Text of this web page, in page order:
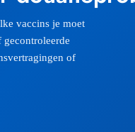
vaccins je moet
of